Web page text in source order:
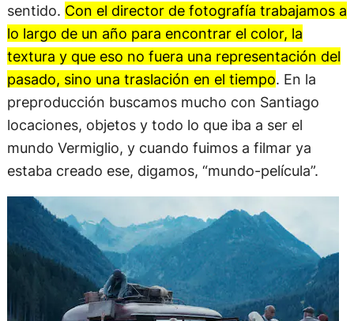
sentido. Con el director de fotografía trabajamos a
lo largo de un año para encontrar el color, la
textura y que eso no fuera una representación del
pasado, sino una traslación en el tiempo. En la
preproducción buscamos mucho con Santiago
locaciones, objetos y todo lo que iba a ser el
mundo Vermiglio, y cuando fuimos a filmar ya
estaba creado ese, digamos, “mundo-película”.